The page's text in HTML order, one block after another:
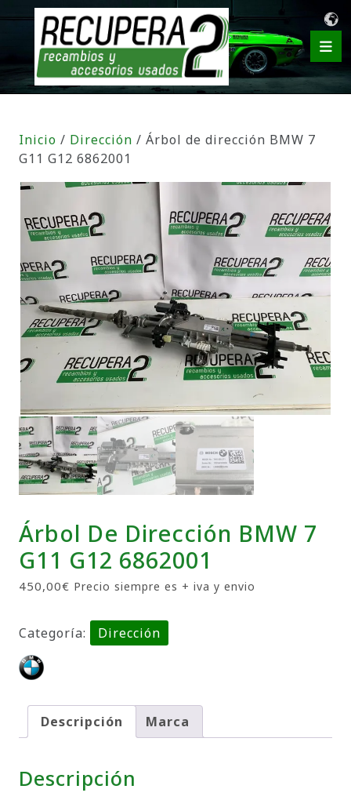
Inicio / Dirección / Árbol de dirección BMW 7
G11 G12 6862001
Árbol De Dirección BMW 7
G11 G12 6862001
450,00€ Precio siempre es + iva y envio
Categoría: Dirección
Descripción Marca
Descripción